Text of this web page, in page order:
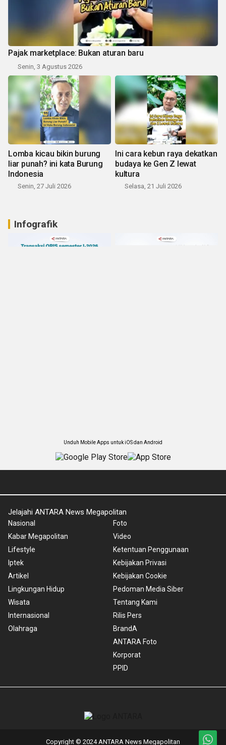
Pajak marketplace: Bukan aturan baru
Senin, 3 Agustus 2026
Lomba kicau bikin burung
liar punah? ini kata Burung
Indonesia
Senin, 27 Juli 2026
Ini cara kebun raya dekatkan
budaya ke Gen Z lewat
kultura
Selasa, 21 Juli 2026
Infografik
Unduh Mobile Apps untuk iOS dan Android
Jelajahi ANTARA News Megapolitan
Nasional
Kabar Megapolitan
Lifestyle
Iptek
Artikel
Lingkungan Hidup
Wisata
Internasional
Olahraga
Foto
Video
Ketentuan Penggunaan
Kebijakan Privasi
Kebijakan Cookie
Pedoman Media Siber
Tentang Kami
Rilis Pers
BrandA
ANTARA Foto
Korporat
PPID
Copyright © 2024 ANTARA News Megapolitan